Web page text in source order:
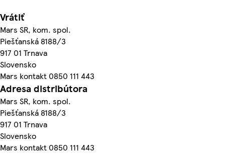
Vrátiť
Mars SR, kom. spol.
Piešťanská 8188/3
917 01 Trnava
Slovensko
Mars kontakt 0850 111 443
Adresa distribútora
Mars SR, kom. spol.
Piešťanská 8188/3
917 01 Trnava
Slovensko
Mars kontakt 0850 111 443